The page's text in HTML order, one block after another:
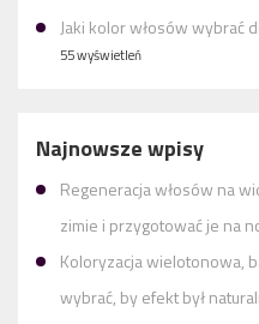
Jaki kolor włosów wybrać
55 wyświetleń
Najnowsze wpisy
Regeneracja włosów na
zimie i przygotować je na
Koloryzacja wielotonowa,
wybrać, by efekt był